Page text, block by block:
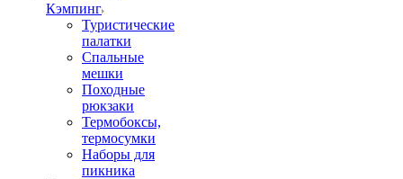
Кэмпинг
Туристические
палатки
Спальные
мешки
Походные
рюкзаки
Термобоксы,
термосумки
Наборы для
пикника